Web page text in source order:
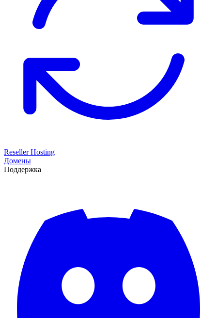
Reseller Hosting
Домены
Поддержка